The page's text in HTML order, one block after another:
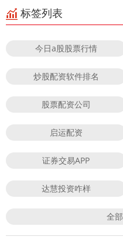
标签列表
今日a股股票行情
炒股配资软件排名
股票配资公司
启运配资
证券交易APP
达慧投资咋样
全